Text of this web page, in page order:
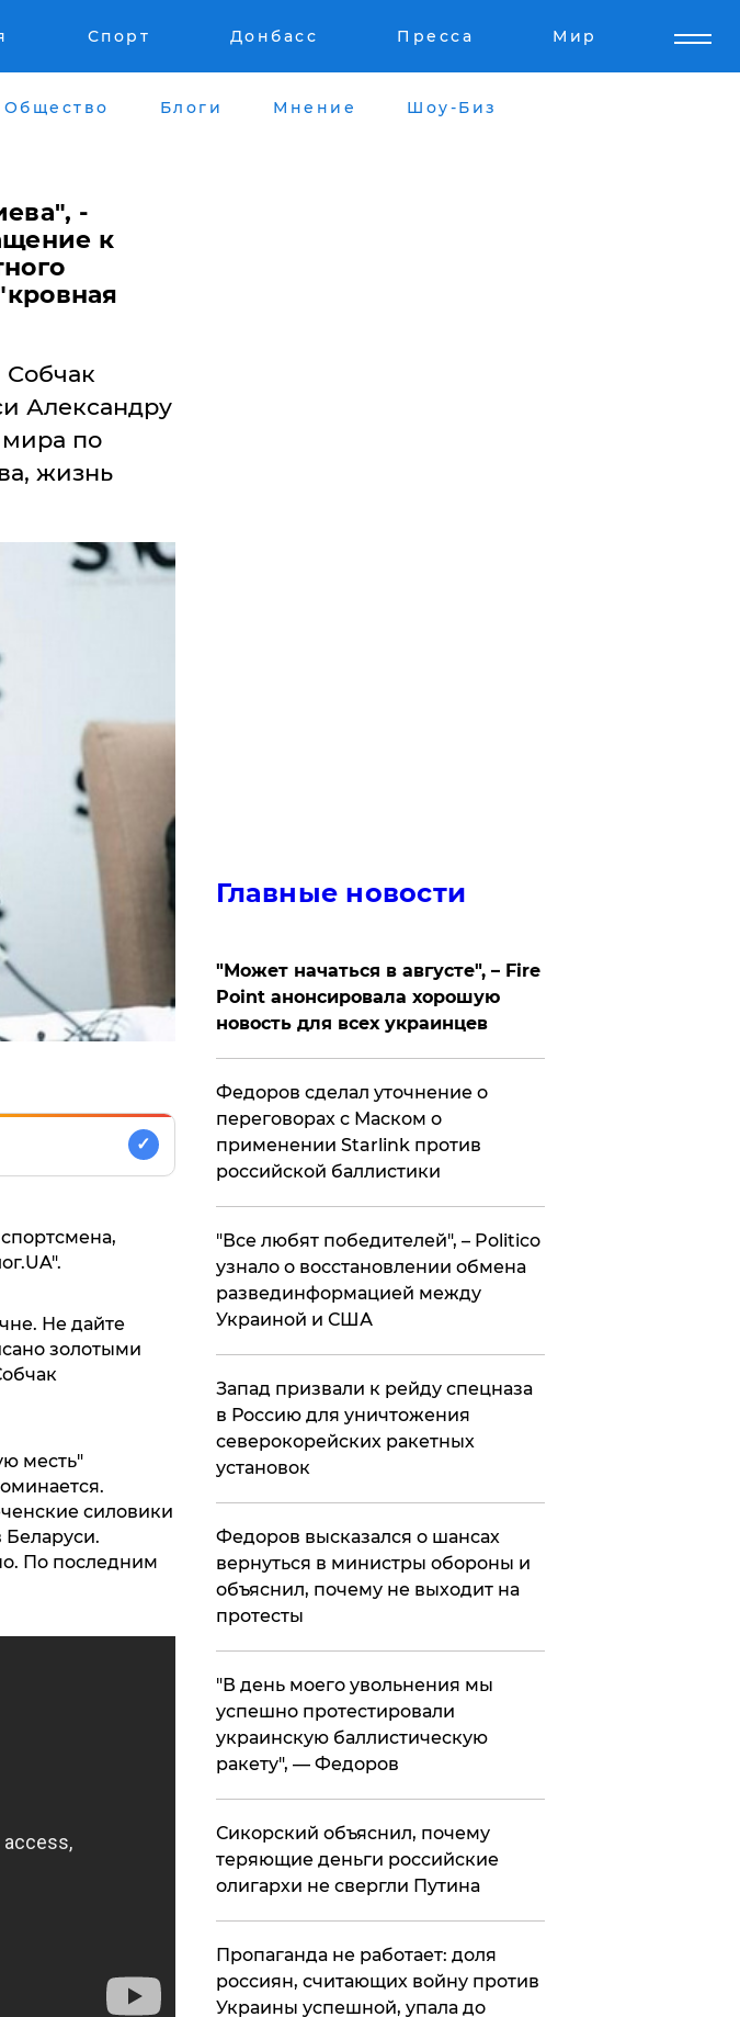
Спорт Донбасс Пресса Мир
Общество Блоги Мнение Шоу-Биз
-
к
Собчак
Александру
по
жизнь
✓
Не дайте
золотыми
месть"
силовики
Беларуси.
По последним
Главные новости
"Может начаться в августе", – Fire
Point анонсировала хорошую
новость для всех украинцев
Федоров сделал уточнение о
переговорах с Маском о
применении Starlink против
российской баллистики
​"Все любят победителей", – Politico
узнало о восстановлении обмена
развединформацией между
Украиной и США
Запад призвали к рейду спецназа
в Россию для уничтожения
северокорейских ракетных
установок
Федоров высказался о шансах
вернуться в министры обороны и
объяснил, почему не выходит на
протесты
​"В день моего увольнения мы
успешно протестировали
украинскую баллистическую
ракету", — Федоров
Сикорский объяснил, почему
теряющие деньги российские
олигархи не свергли Путина
​Пропаганда не работает: доля
россиян, считающих войну против
Украины успешной, упала до